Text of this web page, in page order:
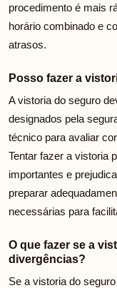
procedimento é mais
horário combinado e
atrasos.
Posso fazer a
A vistoria do seguro
designados pela
técnico para avaliar
Tentar fazer a vistoria
importantes e
preparar
necessárias para
O que fazer se a
divergências?
Se a vistoria do